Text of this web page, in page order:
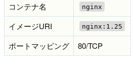
コンテナ名
nginx
イメージURI nginx:1.25
ポートマッピング 80/TCP